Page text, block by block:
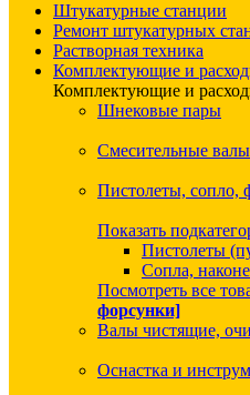
Штукатурные станции
Ремонт штукатурных
Растворная техника
Комплектующие и
Комплектующие и
Шнековые пары
Смесительные валы
Пистолеты, сопло,
Показать
Пистолеты
Сопла,
Посмотреть все
форсунки]
Валы чистящие,
Оснастка и